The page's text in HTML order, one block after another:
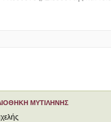
ΜΥΤΙΛΗΝΗΣ